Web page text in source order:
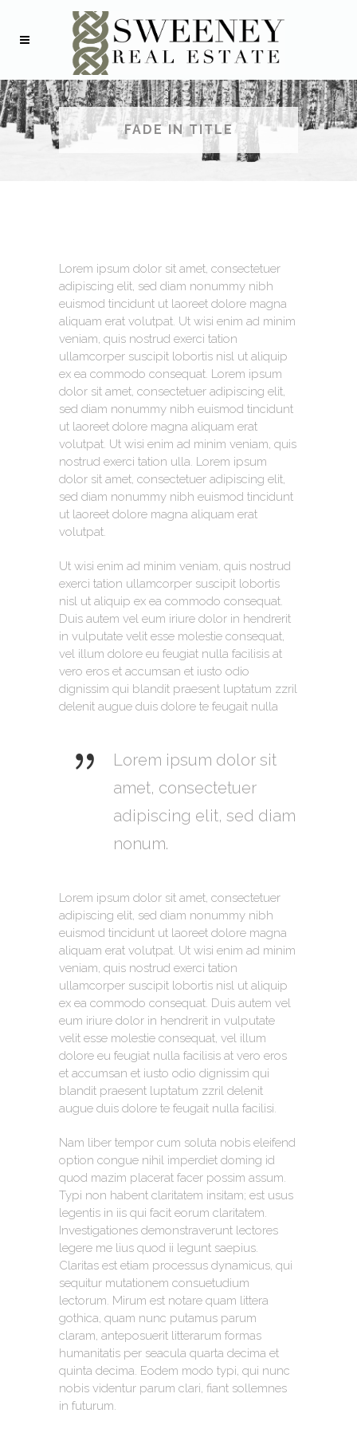
FADE IN TITLE
Lorem ipsum dolor sit amet, consectetuer
adipiscing elit, sed diam nonummy nibh
euismod tincidunt ut laoreet dolore magna
aliquam erat volutpat. Ut wisi enim ad minim
veniam, quis nostrud exerci tation
ullamcorper suscipit lobortis nisl ut aliquip
ex ea commodo consequat. Lorem ipsum
dolor sit amet, consectetuer adipiscing elit,
sed diam nonummy nibh euismod tincidunt
ut laoreet dolore magna aliquam erat
volutpat. Ut wisi enim ad minim veniam, quis
nostrud exerci tation ulla. Lorem ipsum
dolor sit amet, consectetuer adipiscing elit,
sed diam nonummy nibh euismod tincidunt
ut laoreet dolore magna aliquam erat
volutpat.
Ut wisi enim ad minim veniam, quis nostrud
exerci tation ullamcorper suscipit lobortis
nisl ut aliquip ex ea commodo consequat.
Duis autem vel eum iriure dolor in hendrerit
in vulputate velit esse molestie consequat,
vel illum dolore eu feugiat nulla facilisis at
vero eros et accumsan et iusto odio
dignissim qui blandit praesent luptatum zzril
delenit augue duis dolore te feugait nulla
Lorem ipsum dolor sit
amet, consectetuer
adipiscing elit, sed diam
nonum.
Lorem ipsum dolor sit amet, consectetuer
adipiscing elit, sed diam nonummy nibh
euismod tincidunt ut laoreet dolore magna
aliquam erat volutpat. Ut wisi enim ad minim
veniam, quis nostrud exerci tation
ullamcorper suscipit lobortis nisl ut aliquip
ex ea commodo consequat. Duis autem vel
eum iriure dolor in hendrerit in vulputate
velit esse molestie consequat, vel illum
dolore eu feugiat nulla facilisis at vero eros
et accumsan et iusto odio dignissim qui
blandit praesent luptatum zzril delenit
augue duis dolore te feugait nulla facilisi.
Nam liber tempor cum soluta nobis eleifend
option congue nihil imperdiet doming id
quod mazim placerat facer possim assum.
Typi non habent claritatem insitam; est usus
legentis in iis qui facit eorum claritatem.
Investigationes demonstraverunt lectores
legere me lius quod ii legunt saepius.
Claritas est etiam processus dynamicus, qui
sequitur mutationem consuetudium
lectorum. Mirum est notare quam littera
gothica, quam nunc putamus parum
claram, anteposuerit litterarum formas
humanitatis per seacula quarta decima et
quinta decima. Eodem modo typi, qui nunc
nobis videntur parum clari, fiant sollemnes
in futurum.